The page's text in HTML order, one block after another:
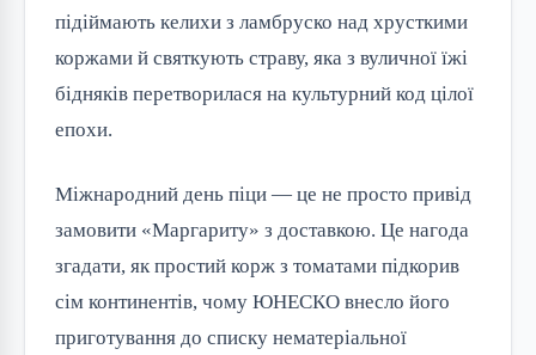
підіймають келихи з ламбруско над хрусткими
коржами й святкують страву, яка з вуличної їжі
бідняків перетворилася на культурний код цілої
епохи.
Міжнародний день піци — це не просто привід
замовити «Маргариту» з доставкою. Це нагода
згадати, як простий корж з томатами підкорив
сім континентів, чому ЮНЕСКО внесло його
приготування до списку нематеріальної